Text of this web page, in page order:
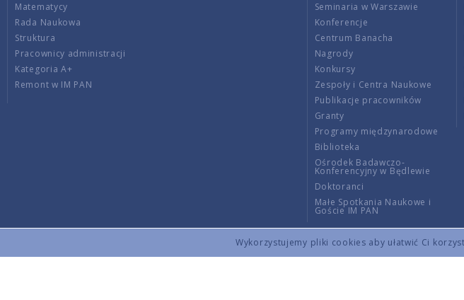
Wykorzystujemy pliki cookies aby ułatwić Ci
Matematycy
Rada Naukowa
Struktura
Pracownicy administracji
Kategoria A+
Remont w IM PAN
Seminaria w Warszawie
Konferencje
Centrum Banacha
Nagrody
Konkursy
Zespoły i Centra Naukowe
Publikacje pracowników
Granty
Programy międzynarodowe
Biblioteka
Ośrodek Badawczo-
Konferencyjny w Będlewie
Doktoranci
Małe Spotkania Naukowe i
Goście IM PAN